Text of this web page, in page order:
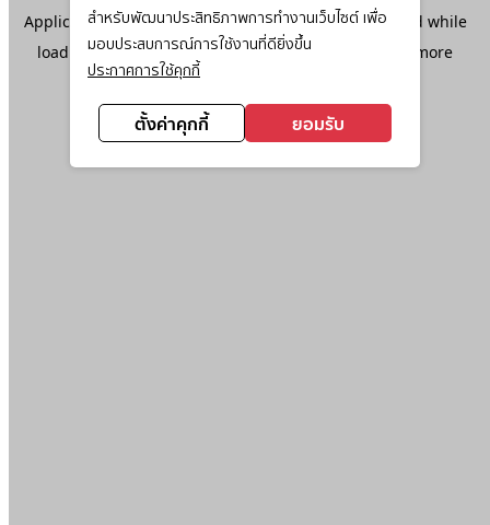
สำหรับพัฒนาประสิทธิภาพการทำงานเว็บไซต์ เพื่อ
มอบประสบการณ์การใช้งานที่ดียิ่งขึ้น
ประกาศการใช้คุกกี้
ตั้งค่าคุกกี้ ยอมรับ
Application error: aclient-side exception has occurred while
loadingwww.ktc.co.th(see the browser console
for more
information).